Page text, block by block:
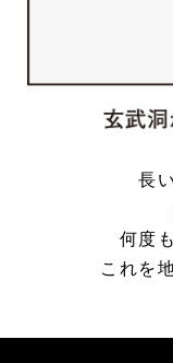
長
何度
これを